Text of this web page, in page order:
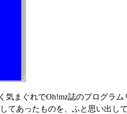
気まぐれでOh!mz誌のプログラ
てあったものを、ふと思い出し